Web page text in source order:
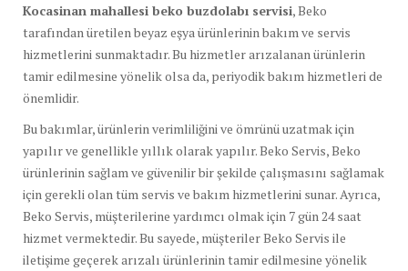
Kocasinan mahallesi beko buzdolabı servisi, Beko
tarafından üretilen beyaz eşya ürünlerinin bakım ve servis
hizmetlerini sunmaktadır. Bu hizmetler arızalanan ürünlerin
tamir edilmesine yönelik olsa da, periyodik bakım hizmetleri de
önemlidir.
Bu bakımlar, ürünlerin verimliliğini ve ömrünü uzatmak için
yapılır ve genellikle yıllık olarak yapılır. Beko Servis, Beko
ürünlerinin sağlam ve güvenilir bir şekilde çalışmasını sağlamak
için gerekli olan tüm servis ve bakım hizmetlerini sunar. Ayrıca,
Beko Servis, müşterilerine yardımcı olmak için 7 gün 24 saat
hizmet vermektedir. Bu sayede, müşteriler Beko Servis ile
iletişime geçerek arızalı ürünlerinin tamir edilmesine yönelik